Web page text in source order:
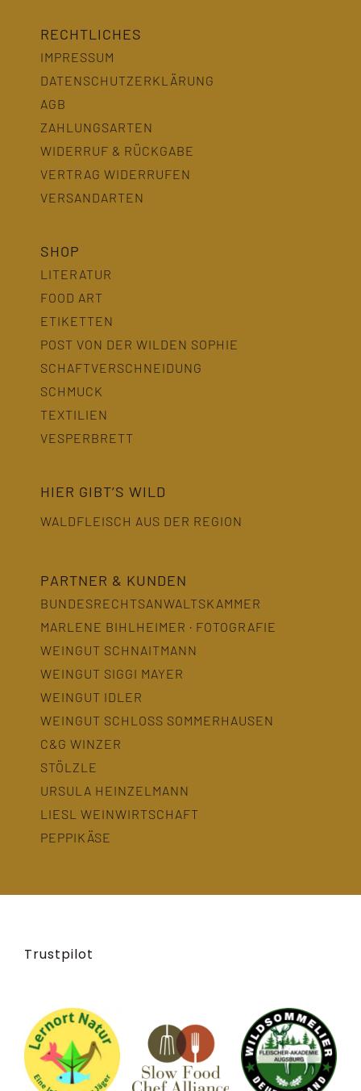
RECHTLICHES
IMPRESSUM
DATENSCHUTZERKLÄRUNG
AGB
ZAHLUNGSARTEN
WIDERRUF & RÜCKGABE
VERTRAG WIDERRUFEN
VERSANDARTEN
SHOP
LITERATUR
FOOD ART
ETIKETTEN
POST VON DER WILDEN SOPHIE
SCHAFTVERSCHNEIDUNG
SCHMUCK
TEXTILIEN
VESPERBRETT
HIER GIBT’S WILD
WALDFLEISCH AUS DER REGION
PARTNER & KUNDEN
BUNDESRECHTSANWALTSKAMMER
MARLENE BIHLHEIMER · FOTOGRAFIE
WEINGUT SCHNAITMANN
WEINGUT SIGGI MAYER
WEINGUT IDLER
WEINGUT SCHLOSS SOMMERHAUSEN
C&G WINZER
STÖLZLE
URSULA HEINZELMANN
LIESL WEINWIRTSCHAFT
PEPPIKÄSE
Trustpilot